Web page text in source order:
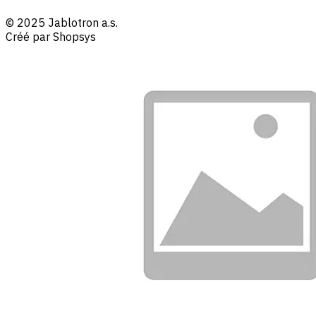
© 2025 Jablotron a.s.
Créé par Shopsys